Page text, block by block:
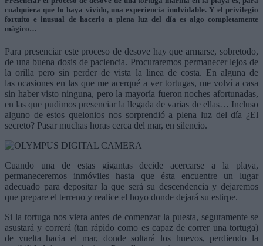
cualquiera que lo haya vivido, una experiencia inolvidable. Y el privilegio
fortuito e inusual de hacerlo a plena luz del día es algo completamente
mágico…
Para presenciar este proceso de desove hay que armarse, sobretodo,
de una buena dosis de paciencia. Procuraremos permanecer lejos de
la orilla pero sin perder de vista la linea de costa. En alguna de
las ocasiones en las que me acerqué a ver tortugas, me volví a casa
sin haber visto ninguna, pero la mayoría fueron noches afortunadas,
en las que pudimos presenciar la llegada de varias de ellas… Incluso
alguno de estos quelonios nos sorprendió a plena luz del día ¿El
secreto? Pasar muchas horas cerca del mar, en silencio.
Cuando una de estas gigantas decide acercarse a la playa,
permaneceremos inmóviles hasta que ésta encuentre un lugar
adecuado para depositar la que será su descendencia y dejaremos
que prepare el terreno y realice el hoyo donde dejará su estirpe.
Si la tortuga nos viera antes de comenzar la puesta, seguramente se
asustará y correrá (tan rápido como es capaz de correr una tortuga)
de vuelta hacia el mar, donde soltará los huevos, perdiendo la